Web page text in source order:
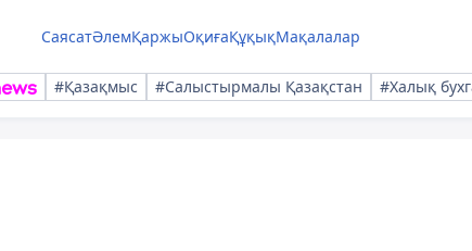
СаясатӘлемҚаржыОқиғаҚұқықМақалалар
#Қазақмыс #Салыстырмалы Қазақстан #Халық